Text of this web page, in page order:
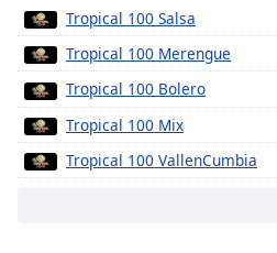
Chapters
Chapters
Descriptions
descriptions
off,
Tropical 100 Salsa
Tropical 100 Merengue
Tropical 100 Bolero
Tropical 100 Mix
Tropical 100 VallenCumbia